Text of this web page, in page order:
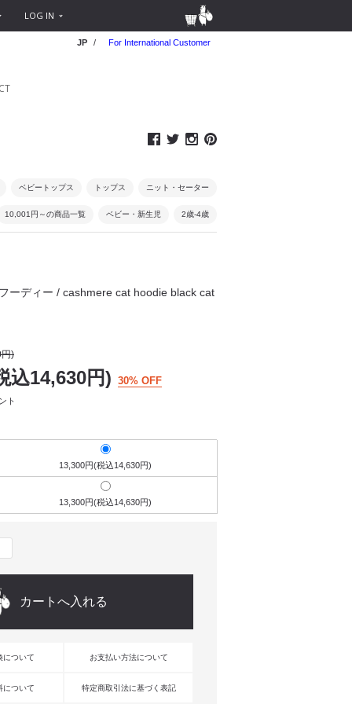
LOG IN
JP / For International Customer
ベビートップス トップス ニット・セーター
10,001円～の商品一覧 ベビー・新生児 2歳-4歳
ーディー / cashmere cat hoodie black cat
)
込14,630円) 30% OFF
ト
13,300円(税込14,630円)
13,300円(税込14,630円)
について お支払い方法について
について 特定商取引法に基づく表記